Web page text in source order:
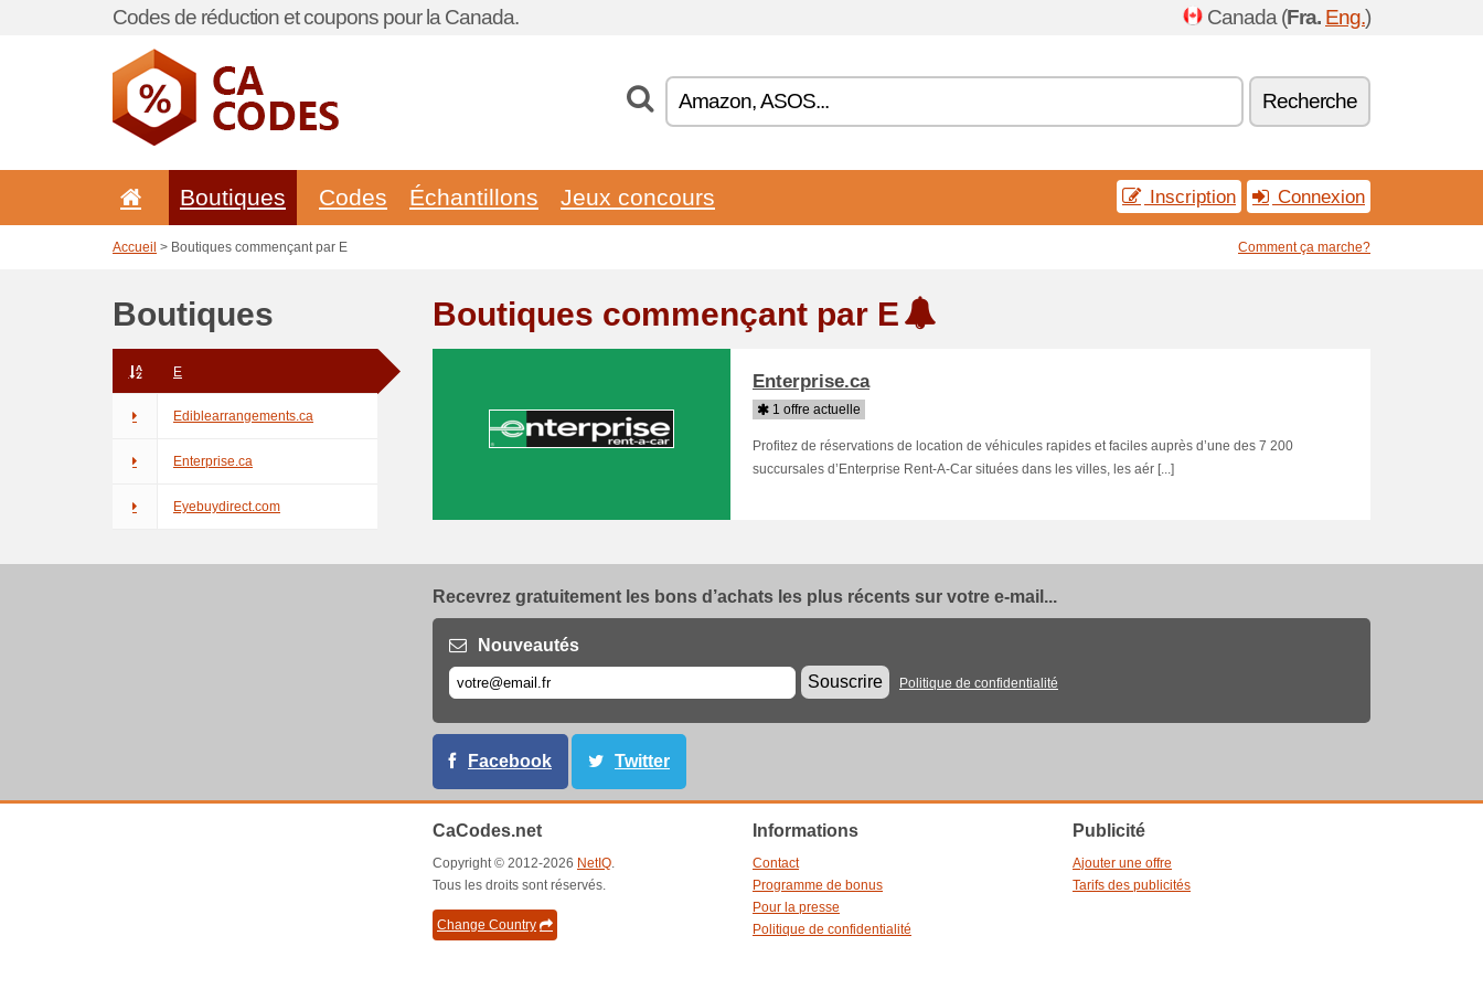
Codes de réduction et coupons pour la Canada. Canada (Fra. Eng.)
Recherche
Boutiques Codes Échantillons Jeux concours Inscription Connexion
Accueil > Boutiques commençant par E Comment ça marche?
Boutiques
E
Ediblearrangements.ca
Enterprise.ca
Eyebuydirect.com
Boutiques commençant par E
Enterprise.ca
1 offre actuelle
Profitez de réservations de location de véhicules rapides et faciles auprès d’une des 7 200
succursales d’Enterprise Rent-A-Car situées dans les villes, les aér [...]
Recevrez gratuitement les bons d’achats les plus récents sur votre e-mail...
Nouveautés
Souscrire
Politique de confidentialité
Facebook Twitter
CaCodes.net
Copyright © 2012-2026 NetIQ.
Tous les droits sont réservés.
Change Country
Informations
Contact
Programme de bonus
Pour la presse
Politique de confidentialité
Publicité
Ajouter une offre
Tarifs des publicités